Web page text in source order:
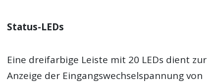
Status-LEDs
Eine dreifarbige Leiste mit 20 LEDs dient zur
Anzeige der Eingangswechselspannung von